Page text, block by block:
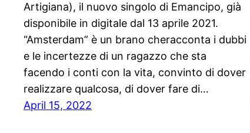
Artigiana), il nuovo singolo di Emancipo, già
disponibile in digitale dal 13 aprile 2021.
“Amsterdam” è un brano cheracconta i dubbi
e le incertezze di un ragazzo che sta
facendo i conti con la vita, convinto di dover
realizzare qualcosa, di dover fare di…
April 15, 2022